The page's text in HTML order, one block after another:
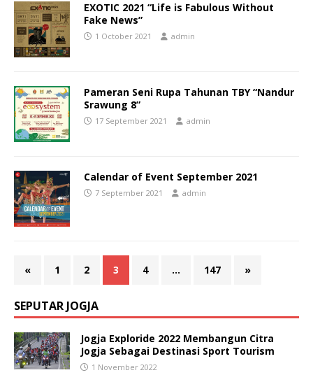
EXOTIC 2021 “Life is Fabulous Without
Fake News”
1 October 2021 admin
Pameran Seni Rupa Tahunan TBY “Nandur
Srawung 8”
17 September 2021 admin
Calendar of Event September 2021
7 September 2021 admin
« 1 2 3 4 … 147 »
SEPUTAR JOGJA
Jogja Exploride 2022 Membangun Citra
Jogja Sebagai Destinasi Sport Tourism
1 November 2022